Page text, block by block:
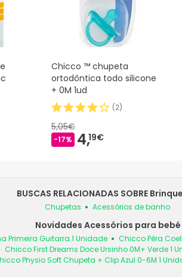
Chicco ™ chupeta
ortodôntica todo silicone
+ 0M 1ud
(2)
5,05€
-17% 4,19€
BUSCAS RELACIONADAS SOBRE
Chupetas Acessórios de banho
Novidades Acessórios para bebé
Primeira Guitarra 1 Unidade Chicco Pêra
Chicco First Dreams Doce Ursinho 0M+ Verde 1
Physio Soft Chupeta + Clip Azul 0-6M 1